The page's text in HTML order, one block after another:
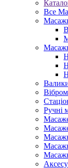
Все
Ручні